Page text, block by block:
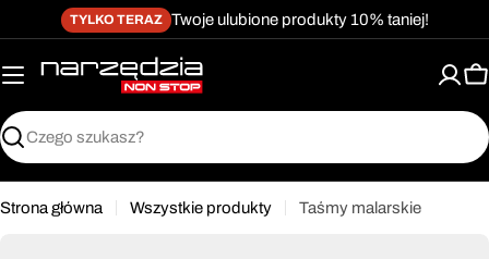
Przejdź do treści
Przejdź do menu
Przejdź do stopki
dostępności
do
treści
TYLKO TERAZ Twoje ulubione produkty 10% taniej!
Szukaj
Strona główna Wszystkie produkty Taśmy malarskie